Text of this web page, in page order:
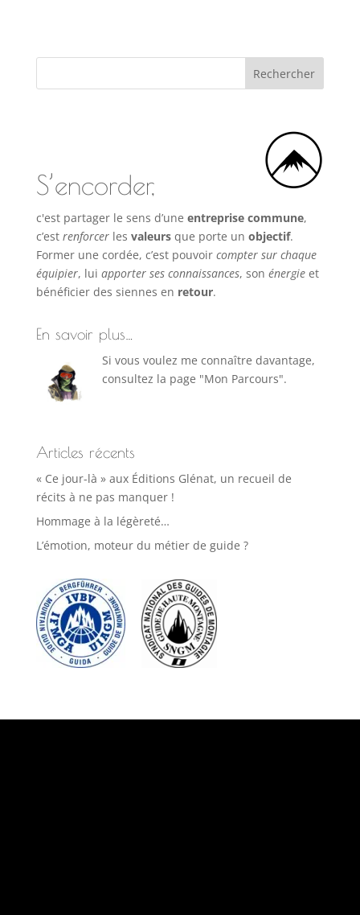
S’encorder,
c'est partager le sens d’une entreprise commune,
c’est renforcerles valeursque porte un objectif.
Former une cordée, c’est pouvoircompter sur chaque
équipier, lui apporter ses connaissances, son énergieet
bénéficier des siennes en retour.
En savoir plus…
Si vous voulez me connaître davantage,
consultez la page "Mon Parcours".
Articles récents
« Ce jour-là » aux Éditions Glénat, un recueil de
récits à ne pas manquer !
Hommage à la légèreté…
L’émotion, moteur du métier de guide ?